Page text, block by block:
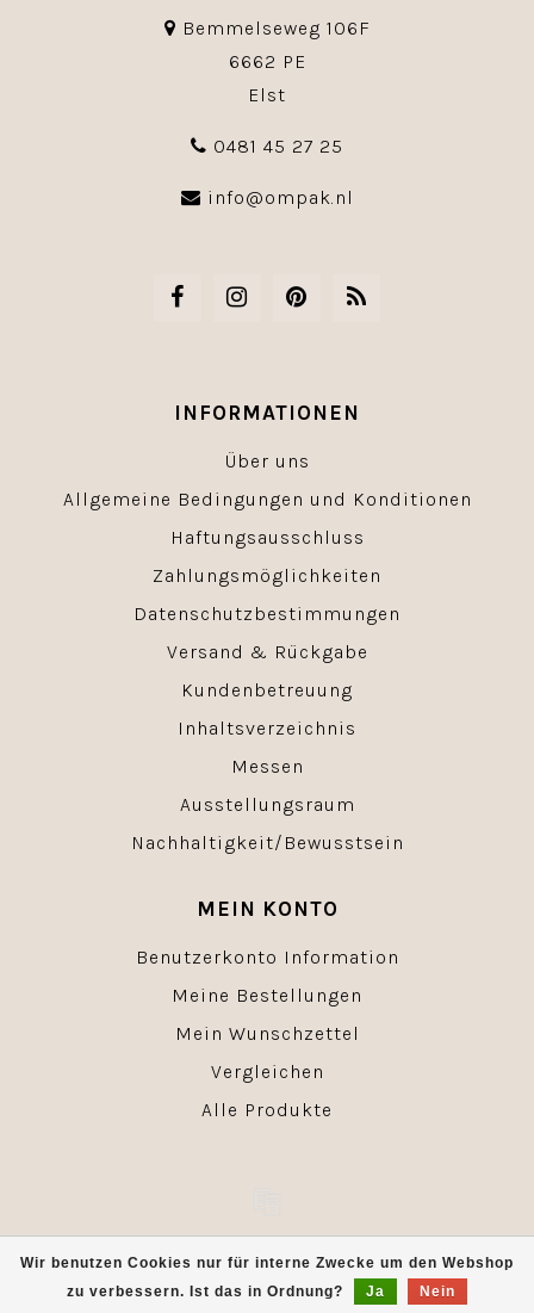
Wir benutzen Cookies nur für interne Zwecke um den Webshop
zu verbessern. Ist das in Ordnung?
Ja
Nein
Bemmelseweg 106F
6662 PE
Elst
0481 45 27 25
info@ompak.nl
INFORMATIONEN
Über uns
Allgemeine Bedingungen und Konditionen
Haftungsausschluss
Zahlungsmöglichkeiten
Datenschutzbestimmungen
Versand & Rückgabe
Kundenbetreuung
Inhaltsverzeichnis
Messen
Ausstellungsraum
Nachhaltigkeit/Bewusstsein
MEIN KONTO
Benutzerkonto Information
Meine Bestellungen
Mein Wunschzettel
Vergleichen
Alle Produkte
© Copyright 2026 - Powered byLightspeed- Theme by
Dyvelopment